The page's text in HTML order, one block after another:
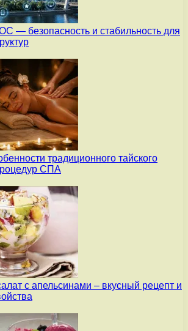
— безопасность и стабильность для
традиционного тайского
СПА
с апельсинами – вкусный рецепт и